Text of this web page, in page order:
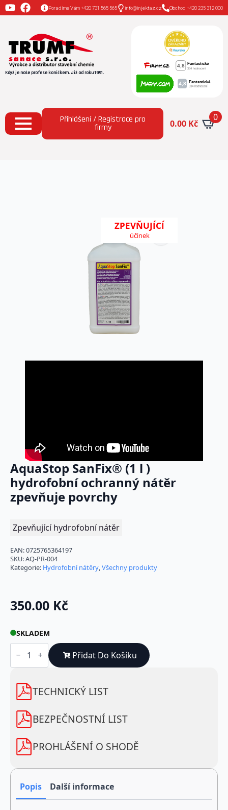
Poradíme Vám +420 731 565 565 info@injektaz.cz Obchod +420 235 312 000
Když je naše profese koníčkem. Již od roku 1991.
Přihlášení / Registrace pro
firmy 0.00 Kč
0
Domů
Všechny produkty
AquaStop SanFix® (1 l )
ZPEVŇUJÍCÍ
účinek
AquaStop SanFix® (1 l )
hydrofobní ochranný nátěr
zpevňuje povrchy
Zpevňující hydrofobní nátěr
EAN:0725765364197
SKU:AQ-PR-004
Kategorie: Hydrofobní nátěry,Všechny produkty
350.00 Kč
SKLADEM
AquaStop
SanFix®
l
hydrofobní
ochranný
nátěr
zpevňuje
povrchy
množství
Přidat Do Košíku
TECHNICKÝ LIST
BEZPEČNOSTNÍ LIST
PROHLÁŠENÍ O SHODĚ
Popis Další informace